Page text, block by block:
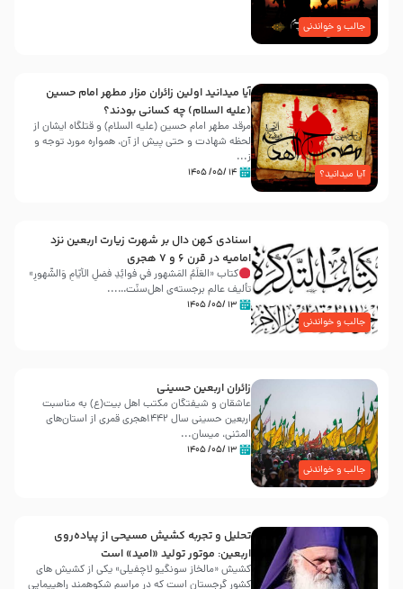
جالب و خواندنی
آیا میدانید؟
آیا میدانید اولین زائران مزار مطهر امام حسین
(علیه السلام) چه کسانی بودند؟
مرقد مطهر امام حسین (علیه السلام) و قتلگاه ایشان از
لحظه شهادت و حتی پیش از آن، همواره مورد توجه و
ز...
۱۴ /۰۵/ ۱۴۰۵
جالب و خواندنی
اسنادی کهن دال بر شهرت زیارت اربعین نزد
امامیه در قرن ۶ و ۷ هجری
کتاب «العَلَمُ المَشهور في فَوائِدِ فَضلِ الأيّامِ وَالشُّهورِ»
تألیف عالم برجسته‌ی اهل‌سنّت…...
۱۳ /۰۵/ ۱۴۰۵
جالب و خواندنی
زائران اربعین حسینی
عاشقان و شیفتگان مکتب اهل بیت(ع) به مناسبت
اربعین حسینی سال ۱۴۴۲هجری قمری از استان‌های
المثنی، میسان...
۱۳ /۰۵/ ۱۴۰۵
تحلیل و تجربه کشیش مسیحی از پیاده‌روی
اربعین: موتور تولید «امید» است
کشیش «مالخاز سونگیو لاچفیلی» یکی از کشیش های
کشور گرجستان است که در مراسم شکوهمند راهپیمایی